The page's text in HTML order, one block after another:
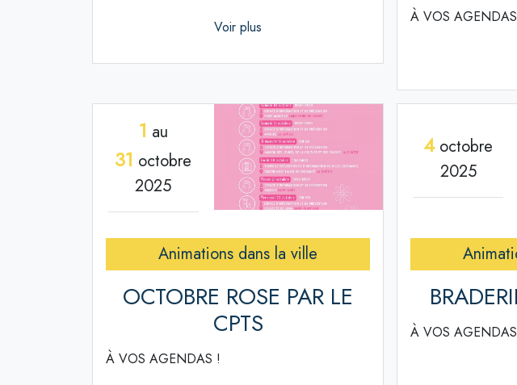
Voir plus
À VOS
1 au
31 octobre
2025
Animations dans la ville
OCTOBRE ROSE PAR LE
CPTS
À VOS AGENDAS !
4octobre
2025
À VOS